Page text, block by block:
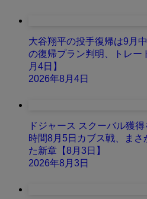
大谷翔平の投手復帰は9月
の復帰プラン判明、トレー
月4日】
2026年8月4日
ドジャース スクーバル獲
時間8月5日カブス戦、ま
た新章【8月3日】
2026年8月3日